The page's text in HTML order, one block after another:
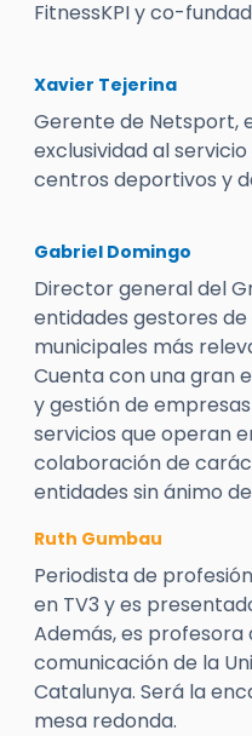
FitnessKPI y co-
Xavier Tejerina
Gerente de Netsport,
exclusividad al
centros deportivos y
Gabriel Domingo
Director general del
entidades gestores
municipales más
Cuenta con una gran
y gestión de
servicios que operan
colaboración de
entidades sin ánimo
Ruth Gumbau
Periodista de
en TV3 y es
Además, es
comunicación de la
Catalunya. Será la
mesa redonda.